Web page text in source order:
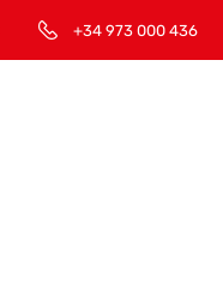
+34 973 000 436